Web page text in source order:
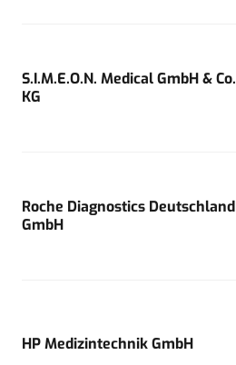
S.I.M.E.O.N. Medical GmbH & Co.
KG
Roche Diagnostics Deutschland
GmbH
HP Medizintechnik GmbH